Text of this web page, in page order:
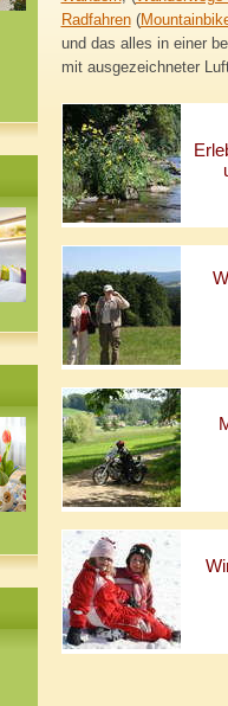
Radfahren(
und das alles in einer
mit ausgezeichneter